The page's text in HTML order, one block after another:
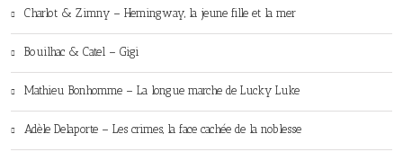
Charlot & Zimny – Hemingway, la jeune fille et la mer
Bouilhac & Catel – Gigi
Mathieu Bonhomme – La longue marche de Lucky Luke
Adèle Delaporte – Les crimes, la face cachée de la noblesse